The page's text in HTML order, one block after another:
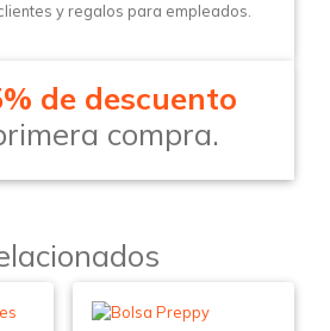
y regalos para empleados.
de descuento
compra.